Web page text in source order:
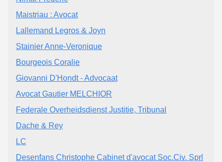
Maistriau : Avocat
Lallemand Legros & Joyn
Stainier Anne-Veronique
Bourgeois Coralie
Giovanni D'Hondt - Advocaat
Avocat Gautier MELCHIOR
Federale Overheidsdienst Justitie, Tribunal
Dache & Rey
LC
Desenfans Christophe Cabinet d'avocat Soc.Civ. Sprl